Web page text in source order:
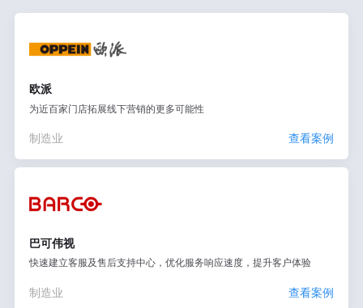
欧派
为近百家门店拓展线下营销的更多可能性
制造业 查看案例
巴可伟视
快速建立客服及售后支持中心，优化服务响应速度，提升客户体验
制造业 查看案例